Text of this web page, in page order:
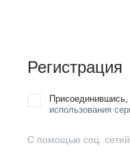
Регистрация
использования
С помощью соц. сетей